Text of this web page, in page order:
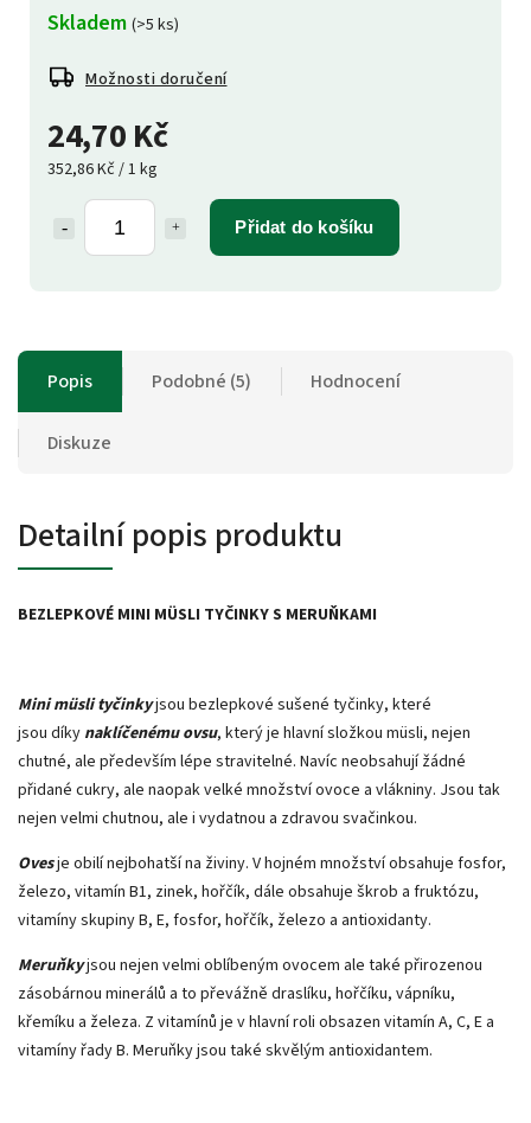
24,70 Kč
352,86 Kč / 1 kg
Přidat do košíku
Skladem (>5 ks)
Možnosti doručení
Popis Podobné (5) Hodnocení
Diskuze
Detailní popis produktu
BEZLEPKOVÉ MINI MÜSLI TYČINKY S MERUŇKAMI
Mini müsli tyčinkyjsou bezlepkové sušené tyčinky, které
jsou díky naklíčenému ovsu, který je hlavní složkou müsli, nejen
chutné, ale především lépe stravitelné. Navíc neobsahují žádné
přidané cukry, ale naopak velké množství ovoce a vlákniny. Jsou tak
nejen velmi chutnou, ale i vydatnou a zdravou svačinkou.
Ovesje obilí nejbohatší na živiny. V hojném množství obsahuje fosfor,
železo, vitamín B1, zinek, hořčík, dále obsahuje škrob a fruktózu,
vitamíny skupiny B, E, fosfor, hořčík, železo a antioxidanty.
Meruňkyjsou nejen velmi oblíbeným ovocem ale také přirozenou
zásobárnou minerálů a to převážně draslíku, hořčíku, vápníku,
křemíku a železa. Z vitamínů je v hlavní roli obsazen vitamín A, C, E a
vitamíny řady B. Meruňky jsou také skvělým antioxidantem.